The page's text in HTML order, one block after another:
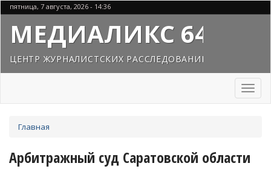
Перейти
к
основному
содержанию
пятница, 7 августа, 2026 - 14:36
МЕДИАЛИКС 64
ЦЕНТР ЖУРНАЛИСТСКИХ РАССЛЕДОВАНИЙ
Toggle
здесь
Главная
Арбитражный суд Саратовской области